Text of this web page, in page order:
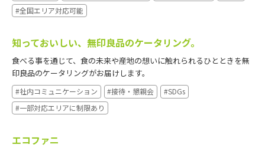
#全国エリア対応可能
知っておいしい、無印良品のケータリング。
食べる事を通じて、食の未来や産地の想いに触れられるひとときを無
印良品のケータリングがお届けします。
#社内コミュニケーション #接待・懇親会
#SDGs
#一部対応エリアに制限あり
エコファニ